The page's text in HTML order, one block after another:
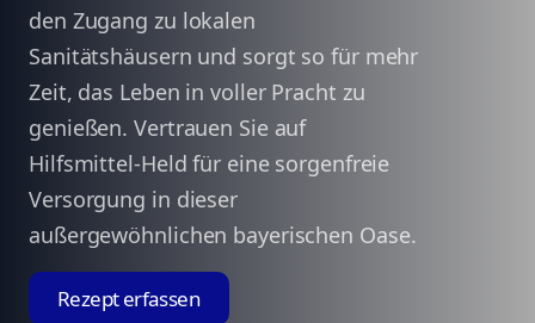
den Zugang zu lokalen
Sanitätshäusern und sorgt so für mehr
Zeit, das Leben in voller Pracht zu
genießen. Vertrauen Sie auf
Hilfsmittel-Held für eine sorgenfreie
Versorgung in dieser
außergewöhnlichen bayerischen Oase.
Rezept erfassen